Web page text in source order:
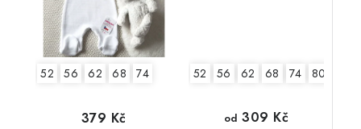
52 56 62 68 74
379 Kč
52 56 62 68 74 80
od 309 Kč